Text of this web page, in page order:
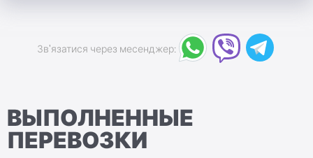
Зв'язатися через месенджер:
ВЫПОЛНЕННЫЕ
ПЕРЕВОЗКИ